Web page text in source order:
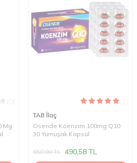
Mg
TAB İlaç
Osende Koenzim 100mg Q10
30 Yumuşak Kapsül
650,00TL 490,58TL